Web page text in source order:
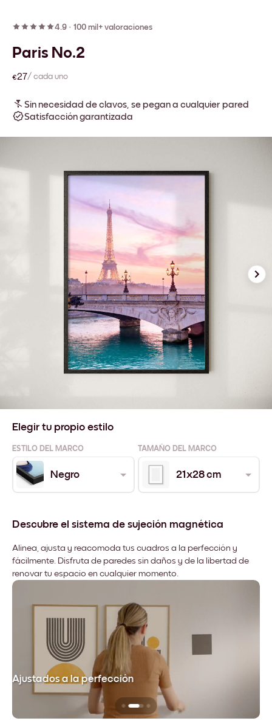
4.9 · 100 mil+ valoraciones
Paris No.2
€27/ cada uno
Sin necesidad de clavos, se pegan a cualquier pared
Satisfacción garantizada
Elegir tu propio estilo
ESTILO DEL MARCO TAMAÑO DEL MARCO
Negro 21x28 cm
Descubre el sistema de sujeción magnética
Alinea, ajusta y reacomoda tus cuadros a la perfección y
fácilmente. Disfruta de paredes sin daños y de la libertad de
renovar tu espacio en cualquier momento.
Ajustados a la perfección